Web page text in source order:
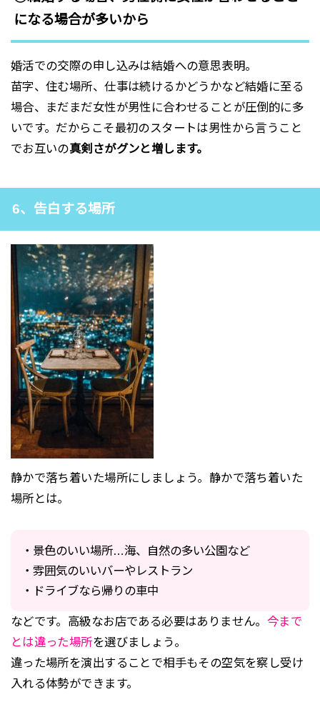
になる場合が多いから
婚活での交際の申し込みは結婚への意思表明。
苗字、住む場所、仕事は続けるかどうかなど結婚に至る
場合、まだまだ女性が男性に合わせることが圧倒的に多
いです。だからこそ最初のスタートは男性から言うこと
でお互いの真剣さがグンと増します。
6、告白する場所
静かで落ち着いた場所にしましょう。静かで落ち着いた
場所とは。
・景色のいい場所…海、自然の多い公園など
・雰囲気のいいバーやレストラン
・ドライブなら帰りの車中
などです。高級なお店である必要はありません。 今まで
とは違った場所を選びましょう。
違った場所を演出することで相手もその空気を察し受け
入れる体勢ができます。